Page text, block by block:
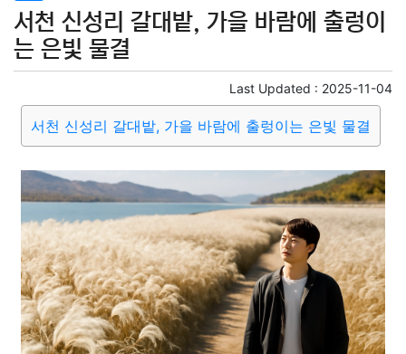
질병 가요 방송 일상 주식 암호화폐 블록체인
미용 증권 인테리어
요리 상품리뷰 원예 금융 게임 스포츠 사진
대출 자동차 취미 컴퓨터 기술
종교 사회 정치 건강 의료 의학 경제 마케팅
부동산 외국어 교육 교통 생활 기타
서천 신성리 갈대밭, 가을 바람에 출렁이
는 은빛 물결
Last Updated : 2025-11-04
서천 신성리 갈대밭, 가을 바람에 출렁이는 은빛 물결